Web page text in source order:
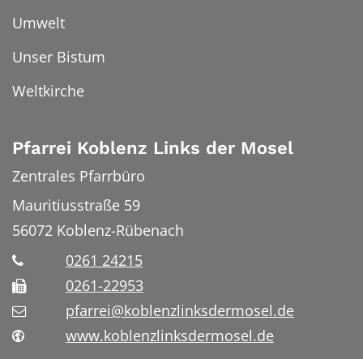
Umwelt
Unser Bistum
Weltkirche
Pfarrei Koblenz Links der Mosel
Zentrales Pfarrbüro
Mauritiusstraße 59
56072 Koblenz-Rübenach
0261 24215
0261-22953
pfarrei@koblenzlinksdermosel.de
www.koblenzlinksdermosel.de